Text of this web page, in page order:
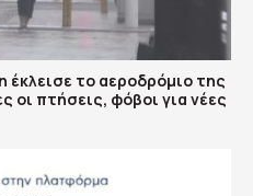
το αεροδρόμιο της
οι πτήσεις, φόβοι για νέες